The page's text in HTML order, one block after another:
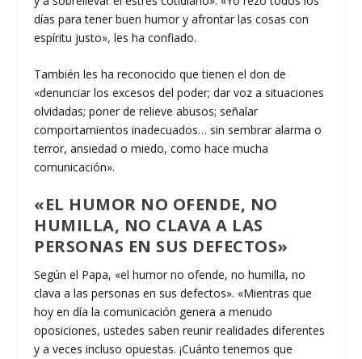
días para tener buen humor y afrontar las cosas con
espíritu justo», les ha confiado.
También les ha reconocido que tienen el don de
«denunciar los excesos del poder; dar voz a situaciones
olvidadas; poner de relieve abusos; señalar
comportamientos inadecuados… sin sembrar alarma o
terror, ansiedad o miedo, como hace mucha
comunicación».
«EL HUMOR NO OFENDE, NO
HUMILLA, NO CLAVA A LAS
PERSONAS EN SUS DEFECTOS»
Según el Papa, «el humor no ofende, no humilla, no
clava a las personas en sus defectos». «Mientras que
hoy en día la comunicación genera a menudo
oposiciones, ustedes saben reunir realidades diferentes
y a veces incluso opuestas. ¡Cuánto tenemos que